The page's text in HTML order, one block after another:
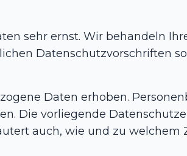
sehr ernst. Wir behandeln
Datenschutzvorschriften
Daten erhoben.
Die vorliegende
auch, wie und zu welchem